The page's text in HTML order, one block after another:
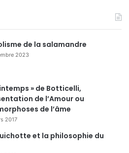
de la salamandre
2023
» de Botticelli,
de l’Amour ou
de l’âme
2017
et la philosophie du